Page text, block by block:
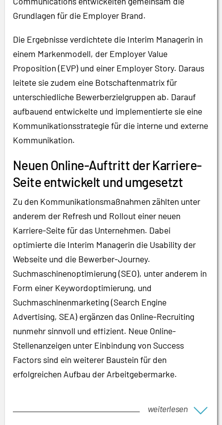
Grundlagen für die Employer Brand.
Die Ergebnisse verdichtete die Interim Managerin in
einem Markenmodell, der Employer Value
Proposition (EVP) und einer Employer Story. Daraus
leitete sie zudem eine Botschaftenmatrix für
unterschiedliche Bewerberzielgruppen ab. Darauf
aufbauend entwickelte und implementierte sie eine
Kommunikationsstrategie für die interne und externe
Kommunikation.
Neuen Online-Auftritt der Karriere-
Seite entwickelt und umgesetzt
Zu den Kommunikationsmaßnahmen zählten unter
anderem der Refresh und Rollout einer neuen
Karriere-Seite für das Unternehmen. Dabei
optimierte die Interim Managerin die Usability der
Webseite und die Bewerber-Journey.
Suchmaschinenoptimierung (SEO), unter anderem in
Form einer Keywordoptimierung, und
Suchmaschinenmarketing (Search Engine
Advertising, SEA) ergänzen das Online-Recruiting
nunmehr sinnvoll und effizient. Neue Online-
Stellenanzeigen unter Einbindung von Success
Factors sind ein weiterer Baustein für den
erfolgreichen Aufbau der Arbeitgebermarke.
weiterlesen